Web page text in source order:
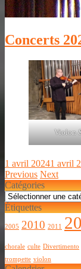
Concerts
Violon
1 avril 20241 avril
Previous Next
Catégories
Catégories
Étiquettes
2005 2010 2011
chorale culte Divertimento
trompette violon